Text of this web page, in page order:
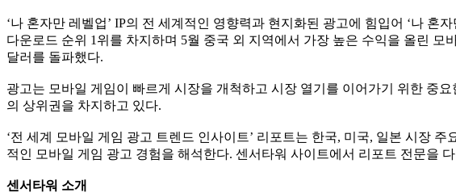
‘나 혼자만 레벨업’ IP의 전 세계적인 영향력과 현지화된 광고에 힘입어 ‘나 혼
다운로드 순위 1위를 차지하며 5월 중국 외 지역에서 가장 높은 수익을 올린 모
달러를 돌파했다.
광고는 모바일 게임이 빠르게 시장을 개척하고 시장 열기를 이어가기 위한 중
의 상위권을 차지하고 있다.
‘전 세계 모바일 게임 광고 트렌드 인사이트’ 리포트는 한국, 미국, 일본 시장
적인 모바일 게임 광고 경험을 해석한다. 센서타워 사이트에서 리포트 전문을
센서타워 소개